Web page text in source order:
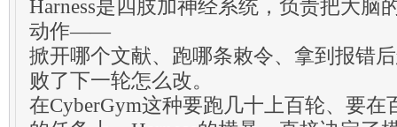
Harness是四肢加神经系统，负责把大脑
动作——
掀开哪个文献、跑哪条敕令、拿到报错
败了下一轮怎么改。
在CyberGym这种要跑几十上百轮、要